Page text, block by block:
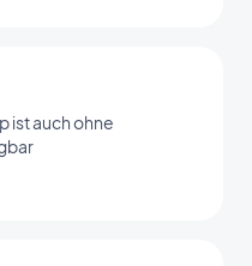
ist auch ohne